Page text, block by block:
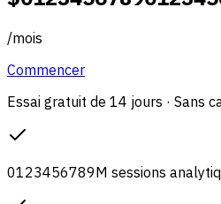
/mois
Commencer
Essai gratuit de 14 jours · Sans
0123456789M sessions